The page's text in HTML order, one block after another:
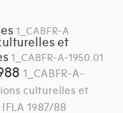
1_CABFR-A
et
1_CABFR-A-1950.01
1_CABFR-A-
culturelles et
1987/88